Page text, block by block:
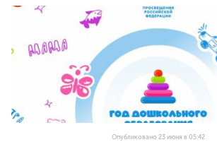
Опубликовано 23 июня в 05:42